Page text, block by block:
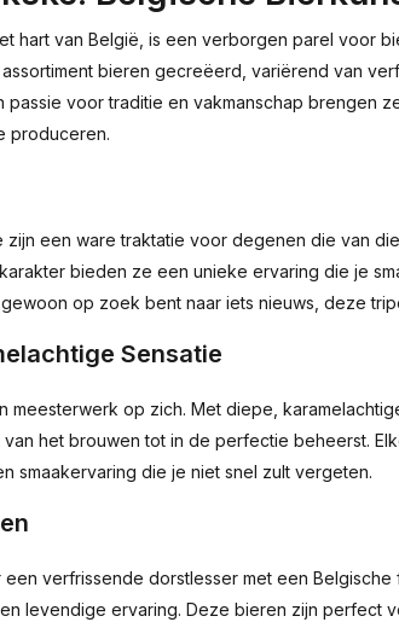
hart van België, is een verborgen parel voor
bieren gecreëerd, variërend van
voor traditie en vakmanschap brengen
produceren.
zijn een ware traktatie voor degenen die van
bieden ze een unieke ervaring die je
op zoek bent naar iets nieuws, deze
Sensatie
meesterwerk op zich. Met diepe,
het brouwen tot in de perfectie beheerst.
smaakervaring die je niet snel zult vergeten.
verfrissende dorstlesser met een Belgische
levendige ervaring. Deze bieren zijn perfect